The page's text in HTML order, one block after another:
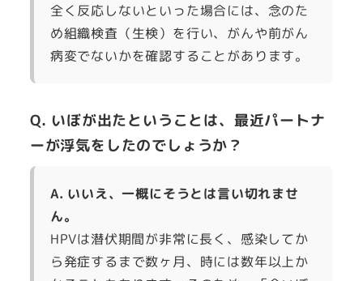
全く反応しないといった場合には、念のた
め組織検査（生検）を行い、がんや前がん
病変でないかを確認することがあります。
Q. いぼが出たということは、最近パートナ
ーが浮気をしたのでしょうか？
A. いいえ、一概にそうとは言い切れませ
ん。
HPVは潜伏期間が非常に長く、感染してか
ら発症するまで数ヶ月、時には数年以上か